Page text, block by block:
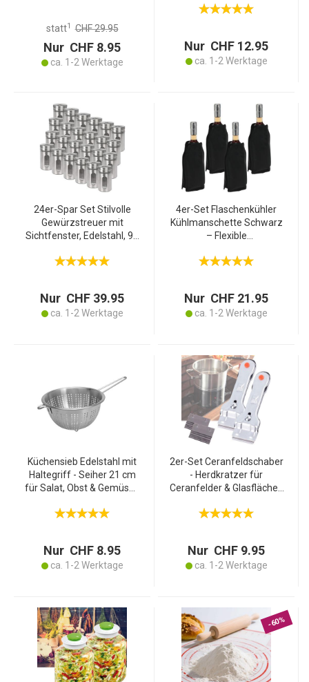
wiederverwendbare
statt1 CHF 29.95
Nur CHF 8.95
ca. 1-2 Werktage
Champagner, Wein &
Nur CHF 12.95
ca. 1-2 Werktage
24er-Spar Set Stilvolle
Gewürzstreuer mit
Sichtfenster, Edelstahl, 94
für Gewürze, Salze und
Nur CHF 39.95
ca. 1-2 Werktage
4er-Set Flaschenkühler
Kühlmanschette Schwarz
– Flexible
Weinflasche, Sektflasche
Nur CHF 21.95
ca. 1-2 Werktage
Küchensieb Edelstahl mit
Haltegriff - Seiher 21 cm
für Salat, Obst & Gemüse -
21x13 cm -
Nur CHF 8.95
ca. 1-2 Werktage
2er-Set Ceranfeldschaber
- Herdkratzer für
Ceranfelder & Glasflächen
Glasschaber - schnelle,
Nur CHF 9.95
ca. 1-2 Werktage
-60%